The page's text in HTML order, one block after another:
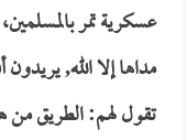
عسكرية تمر
مداها إلا الله,
تقول لهم: الطريق من